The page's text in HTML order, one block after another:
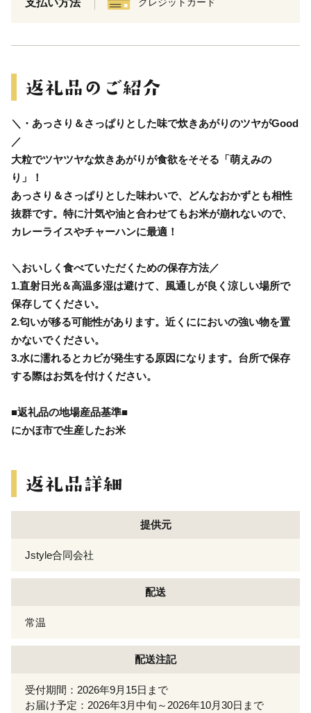
支払い方法 クレジットカード
＼・あっさり＆さっぱりとした味で炊きあがりのツヤがGood
／
大粒でツヤツヤな炊きあがりが食欲をそそる「萌えみの
り」！
あっさり＆さっぱりとした味わいで、どんなおかずとも相性
抜群です。特に汁気や油と合わせてもお米が崩れないので、
カレーライスやチャーハンに最適！
＼おいしく食べていただくための保存方法／
1.直射日光＆高温多湿は避けて、風通しが良く涼しい場所で
保存してください。
2.匂いが移る可能性があります。近くににおいの強い物を置
かないでください。
3.水に濡れるとカビが発生する原因になります。台所で保存
する際はお気を付けください。
■返礼品の地場産品基準■
にかほ市で生産したお米
提供元
Jstyle合同会社
配送
常温
配送注記
受付期間：2026年9月15日まで
お届け予定：2026年3月中旬～2026年10月30日まで